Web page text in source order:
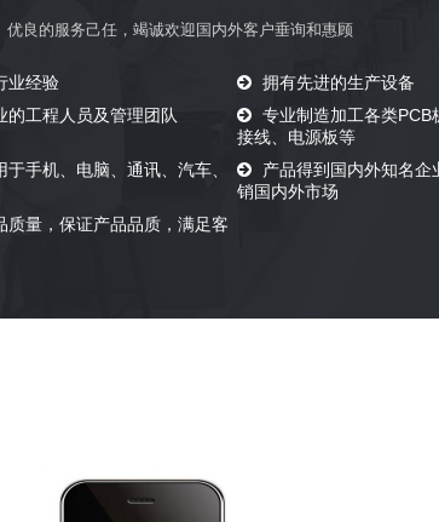
优良的服务己任，竭诚欢迎国内外客户垂询和惠顾
业经验
拥有先进的生产设备
的工程人员及管理团队
专业制造加工各类PCB
接线、电源板等
于手机、电脑、通讯、汽车、
产品得到国内外知名企
销国内外市场
质量，保证产品品质，满足客